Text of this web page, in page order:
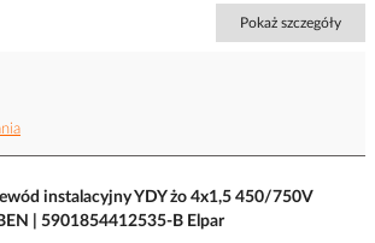
Pokaż szczegóły
instalacyjny YDY żo 4x1,5 450/750V
| 5901854412535-B Elpar